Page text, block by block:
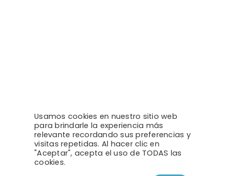
Aforador conprocesamiento local sobre
Linuxyalmacenamiento del histórico a
bordo, con mayor flexibilidad de
integración y apto para conectividad
intermitente.
Usamos cookies en nuestro sitio web
para brindarle la experiencia más
relevante recordando sus preferencias y
visitas repetidas. Al hacer clic en
"Aceptar", acepta el uso de TODAS las
cookies.